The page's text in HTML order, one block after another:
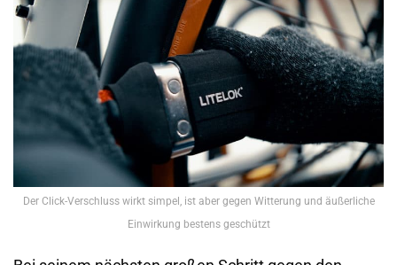
Der Click-Verschluss wirkt simpel, ist aber gegen Witterung und äußerliche
Einwirkung bestens geschützt